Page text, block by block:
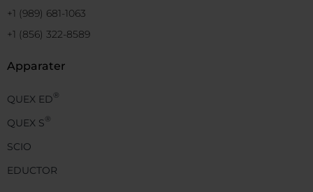
+1 (989) 681-1063
+1 (856) 322-8589
Apparater
QUEX ED®
QUEX S®
SCIO
EDUCTOR